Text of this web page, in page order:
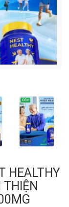
HEALTHY
THIỆN